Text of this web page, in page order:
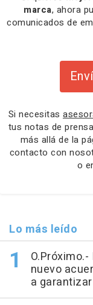
marca, ahora
comunicados de
Si necesitas
tus notas de
más allá de la
contacto con
o
Lo más leído
nuevo
a